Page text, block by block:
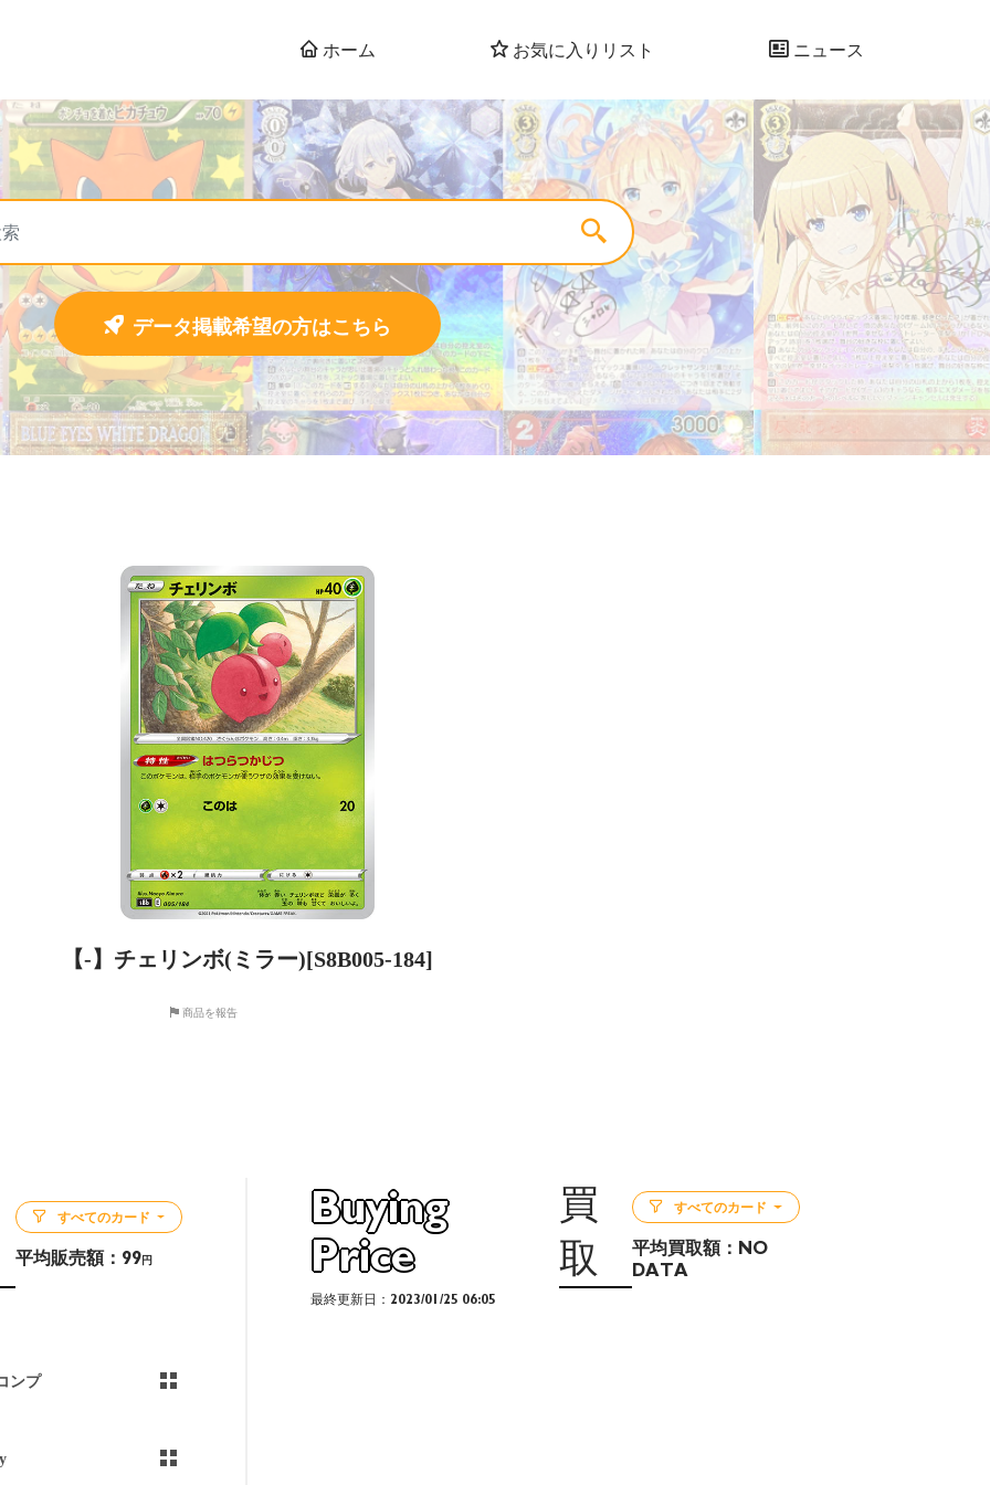
ホーム お気に入りリスト ニュース
データ掲載希望の方はこちら
【-】チェリンボ(ミラー)[S8B005-184]
商品を報告
すべてのカード
平均販売額： 99円
ンプ
Buying
Price
買
取
最終更新日：2023/01/25 06:05
すべてのカード
平均買取額： NO
DATA